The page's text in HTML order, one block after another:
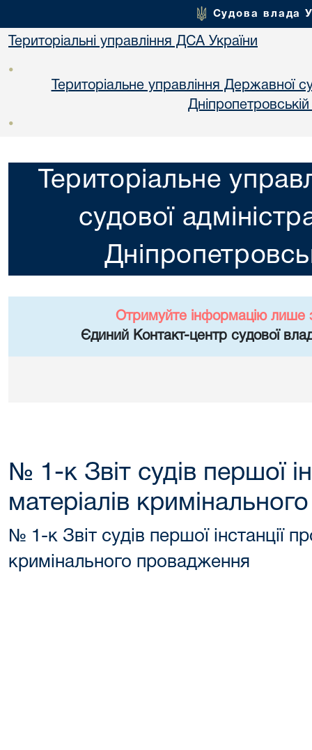
Судова влада
Територіальні управління ДСА України
•
Територіальне управління Державної
•
Територіальне
судової
Отримуйте інформацію лише
Єдиний Контакт-центр судової
№ 1-к Звіт судів першої
матеріалів
№ 1-к Звіт судів першої інстанції
кримінального провадження